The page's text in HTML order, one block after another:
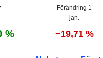
Förändring 1
jan.
% −19,71 %